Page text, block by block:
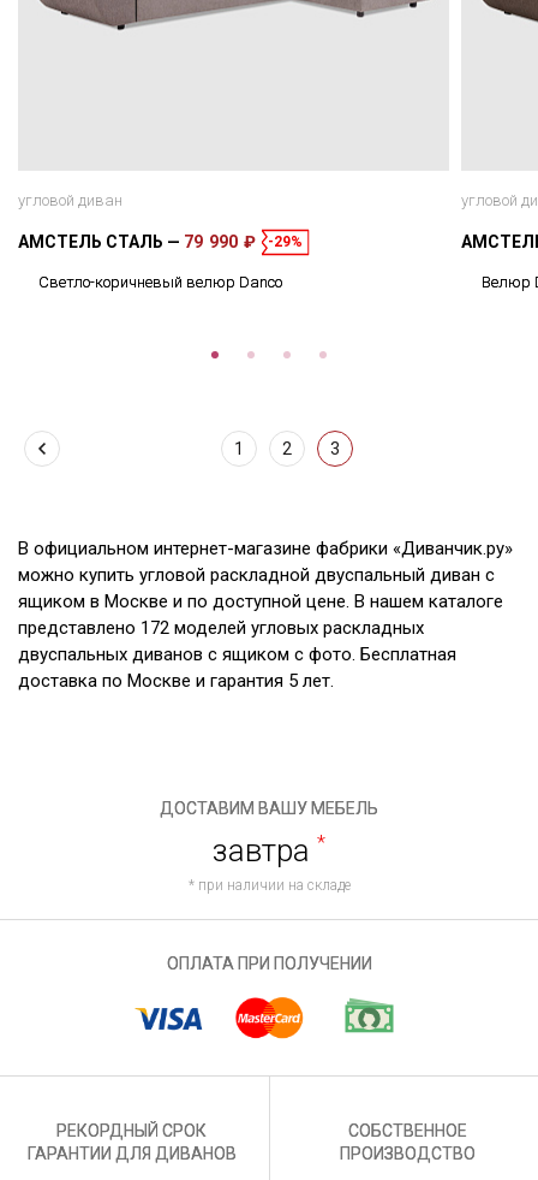
угловой диван
АМСТЕЛЬ СТАЛЬ 79 990 ₽ -29%
Светло-коричневый велюр Danco
угловой
Велюр
1 2 3
В официальном интернет-магазине фабрики «Диванчик.ру»
можно купить угловой раскладной двуспальный диван с
ящиком в Москве и по доступной цене. В нашем каталоге
представлено 172 моделей угловых раскладных
двуспальных диванов с ящиком с фото. Бесплатная
доставка по Москве и гарантия 5 лет.
ДОСТАВИМ ВАШУ МЕБЕЛЬ
завтра *
* при наличии на складе
ОПЛАТА ПРИ ПОЛУЧЕНИИ
РЕКОРДНЫЙ СРОК
ГАРАНТИИ ДЛЯ ДИВАНОВ
СОБСТВЕННОЕ
ПРОИЗВОДСТВО